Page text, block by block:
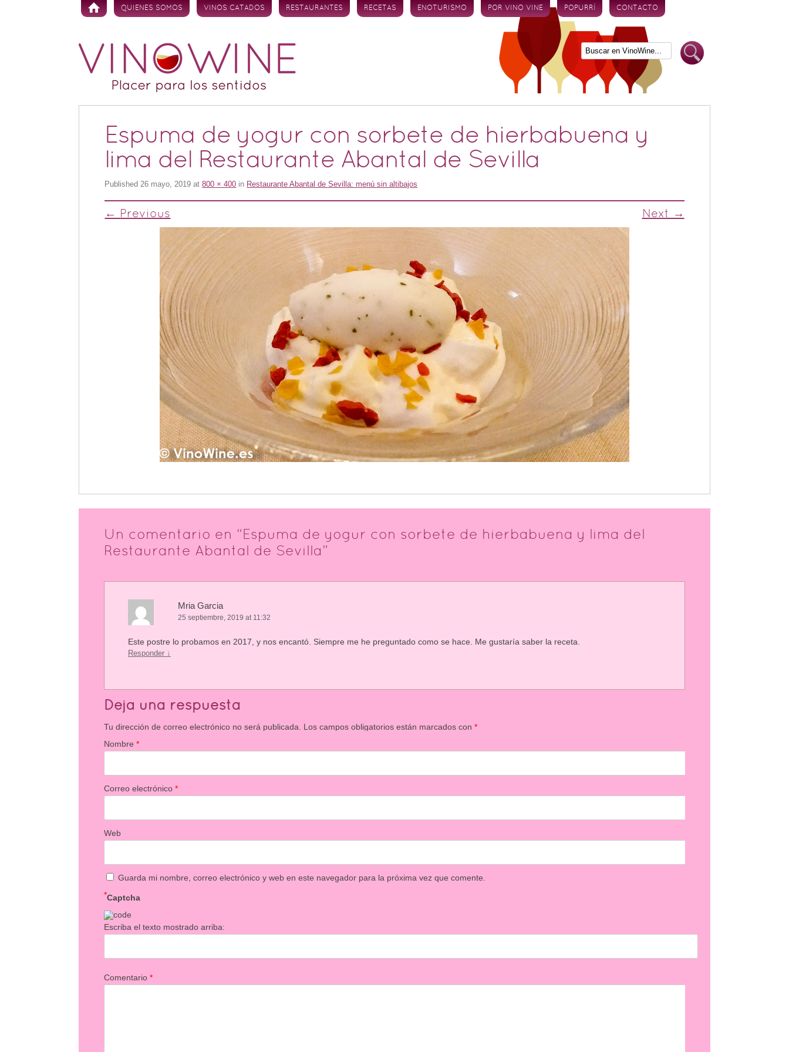
Skip to content
QUIENES SOMOS VINOS CATADOS RESTAURANTES RECETAS ENOTURISMO POR VINO VINE POPURRÍ CONTACTO
Espuma de yogur con sorbete de hierbabuena y
lima del Restaurante Abantal de Sevilla
Published26 mayo, 2019 at800 × 400 in Restaurante Abantal de Sevilla: menú sin altibajos
← Previous Next →
Un comentario en “ Espuma de yogur con sorbete de hierbabuena y lima del
Restaurante Abantal de Sevilla”
Mria Garcia
25 septiembre, 2019 at 11:32
Este postre lo probamos en 2017, y nos encantó. Siempre me he preguntado como se hace. Me gustaría saber la receta.
Responder ↓
Deja una respuesta
Tu dirección de correo electrónico no será publicada. Los campos obligatorios están marcados con*
Nombre*
Correo electrónico*
Web
Guarda mi nombre, correo electrónico y web en este navegador para la próxima vez que comente.
Captcha
*
Escriba el texto mostrado arriba:
Comentario*